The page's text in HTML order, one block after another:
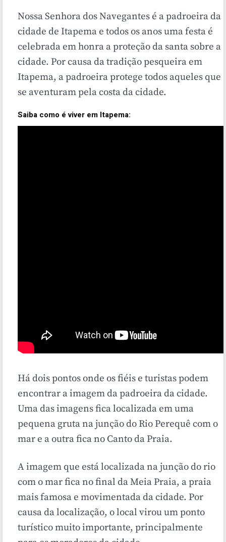
Nossa Senhora dos Navegantes é a padroeira da
cidade de Itapema e todos os anos uma festa é
celebrada em honra a proteção da santa sobre a
cidade. Por causa da tradição pesqueira em
Itapema, a padroeira protege todos aqueles que
se aventuram pela costa da cidade.
Saiba como é viver em Itapema:
Há dois pontos onde os fiéis e turistas podem
encontrar a imagem da padroeira da cidade.
Uma das imagens fica localizada em uma
pequena gruta na junção do Rio Perequê com o
mar e a outra fica no Canto da Praia.
A imagem que está localizada na junção do rio
com o mar fica no final da Meia Praia, a praia
mais famosa e movimentada da cidade. Por
causa da localização, o local virou um ponto
turístico muito importante, principalmente